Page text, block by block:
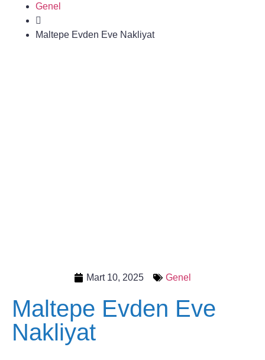
Genel
Maltepe Evden Eve Nakliyat
Mart 10, 2025 Genel
Maltepe Evden Eve
Nakliyat